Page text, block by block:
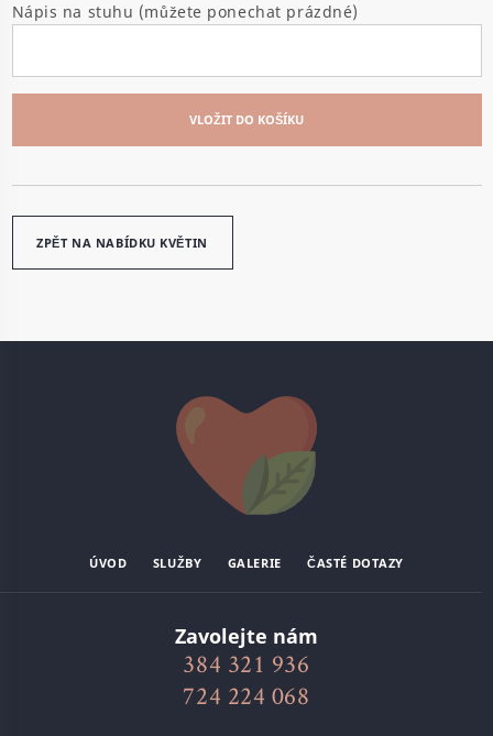
Nápis na stuhu (můžete ponechat prázdné)
VLOŽIT DO KOŠÍKU
ZPĚT NA NABÍDKU KVĚTIN
ÚVOD SLUŽBY GALERIE ČASTÉ DOTAZY
Zavolejte nám
384 321 936
724 224 068